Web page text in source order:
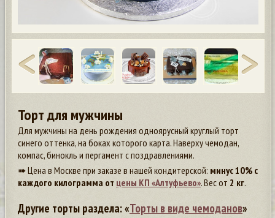
Торт для мужчины
Для мужчины на день рождения одноярусный круглый торт
синего оттенка, на боках которого карта. Наверху чемодан,
компас, бинокль и пергамент с поздравлениями.
➠ Цена в Москве при заказе в нашей кондитерской: минус 10% с
каждого килограмма от цены КП «Алтуфьево». Вес от 2 кг.
Другие торты раздела: «Торты в виде чемоданов»